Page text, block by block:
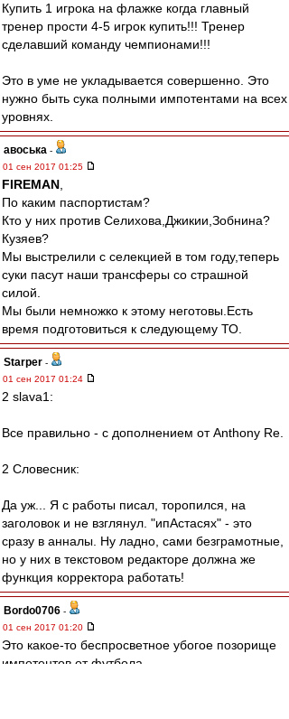
Купить 1 игрока на флажке когда главный
тренер прости 4-5 игрок купить!!! Тренер
сделавший команду чемпионами!!!
Это в уме не укладывается совершенно. Это
нужно быть сука полными импотентами на всех
уровнях.
авоська -
01 сен 2017 01:25
FIREMAN
По каким паспортистам?
Кто у них против Селихова,Джикии,Зобнина?
Кузяев?
Мы выстрелили с селекцией в том году,теперь
суки пасут наши трансферы со страшной
силой.
Мы были немножко к этому неготовы.Есть
время подготовиться к следующему ТО.
Starper -
01 сен 2017 01:24
2 slava1:
Все правильно - с дополнением от Anthony Re.
2 Словесник:
Да уж... Я с работы писал, торопился, на
заголовок и не взглянул. "ипАстасях" - это
сразу в анналы. Ну ладно, сами безграмотные,
но у них в текстовом редакторе должна же
функция корректора работать!
Bordo0706 -
01 сен 2017 01:20
Это какое-то беспросветное убогое позорище
импотентов от футбола.